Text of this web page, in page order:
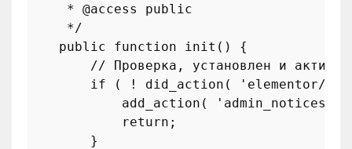
     *
@access
public
     */
public
function init ( ) {
// Проверка, установлен и
if ( ! did_action (
'elementor/
add_action ( 'admin_notices'
return ;
        }